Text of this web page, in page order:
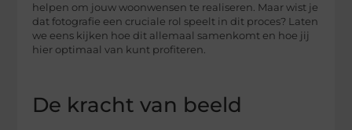
helpen om jouw woonwensen te realiseren. Maar wist je
dat fotografie een cruciale rol speelt in dit proces? Laten
we eens kijken hoe dit allemaal samenkomt en hoe jij
hier optimaal van kunt profiteren.
De kracht van beeld